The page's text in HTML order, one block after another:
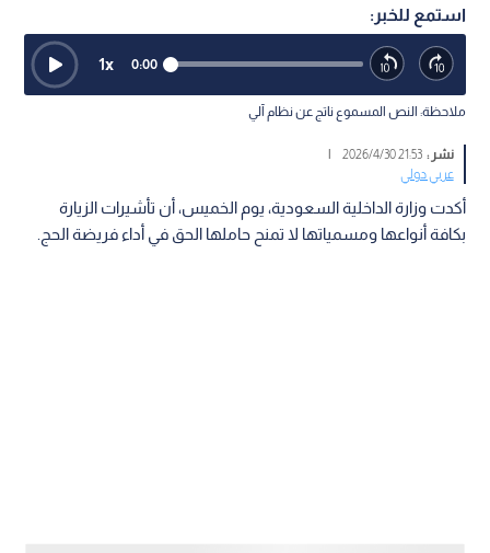
استمع للخبر:
0:00
1x
ملاحظة: النص المسموع ناتج عن نظام آلي
نشر :21:53 2026/4/30
|
عربي دولي
أكدت وزارة الداخلية السعودية، يوم الخميس، أن تأشيرات الزيارة
بكافة أنواعها ومسمياتها لا تمنح حاملها الحق في أداء فريضة الحج.